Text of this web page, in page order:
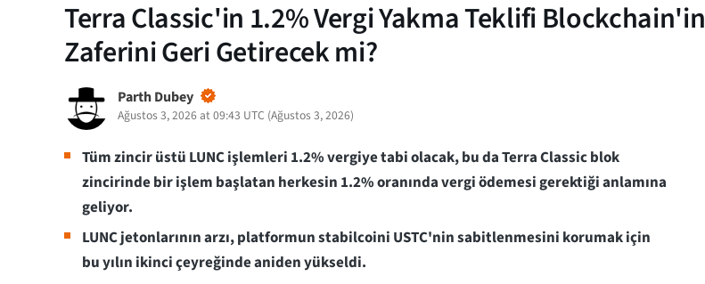
Terra Classic'in 1.2% Vergi Yakma Teklifi Blockchain'in
Zaferini Geri Getirecek mi?
Parth Dubey
Ağustos 3, 2026 at 09:43 UTC (Ağustos 3, 2026)
Tüm zincir üstü LUNC işlemleri 1.2% vergiye tabi olacak, bu da Terra Classic blok
zincirinde bir işlem başlatan herkesin 1.2% oranında vergi ödemesi gerektiği anlamına
geliyor.
LUNC jetonlarının arzı, platformun stabilcoini USTC'nin sabitlenmesini korumak için
bu yılın ikinci çeyreğinde aniden yükseldi.